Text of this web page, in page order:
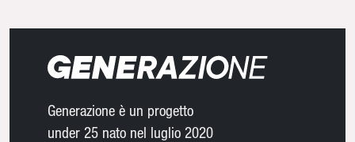
Generazione è un progetto
under 25 nato nel luglio 2020